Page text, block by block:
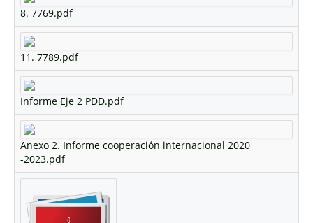
8. 7769.pdf
11. 7789.pdf
Informe Eje 2 PDD.pdf
Anexo 2. Informe cooperación internacional 2020
-2023.pdf